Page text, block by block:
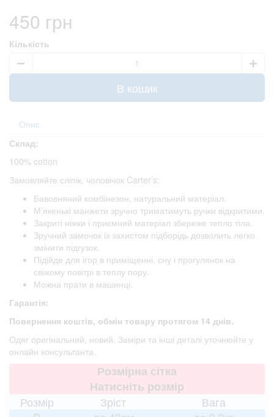
450 грн
Кількість
В кошик
Опис
Склад:
100% cotton
Замовляйте сліпік, чоловічок Carter’s:
Бавовняний комбінезон, натуральний матеріал.
М’якенькі манжети зручно триматимуть ручки відкритими.
Закриті ніжки і приємний матеріал збереже тепло тіла.
Зручний замочок із захистом підборідь дозволить легко
змінити підгузок.
Підійде для ігор в приміщенні, сну і прогулянок на
свіжому повітрі в теплу пору.
Можна прати в машинці.
Гарантія:
Повернення коштів, обмін товару протягом 14 днів.
Одяг оригінальний, новий. Заміри та інші деталі уточнюйте у
онлайн консультанта.
Розмірна сітка
Натисніть розмір
Розмір
Зріст
Вага